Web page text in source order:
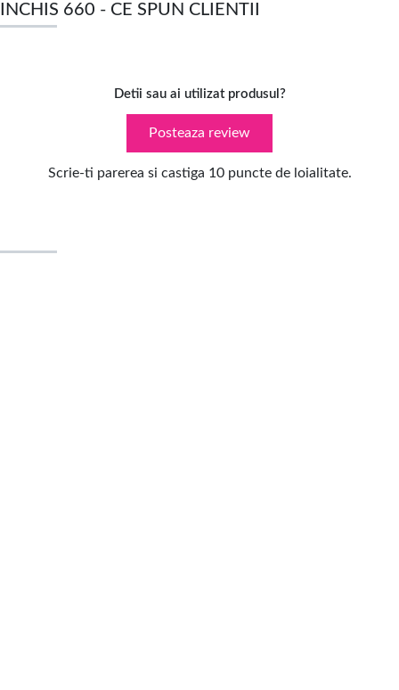
INCHIS 660 - CE SPUN CLIENTII
Detii sau ai utilizat produsul?
Posteaza review
Scrie-ti parerea si castiga 10 puncte de loialitate.